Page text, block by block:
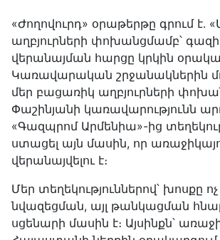
«Ժողովուրդ» օրաթերթը գրում է.
աղբյուրների փոխանցմամբ՝
վերանայման հարցը կրկին
Կառավարական շրջանակներին
մեր բացառիկ աղբյուրների
Փաշինյանի կառավարությունն
«Գազպրոմ Արմենիա»-ից
ստացել այն մասին, որ
վերանայվելու է։
Մեր տեղեկություններով՝ խոսքը
նվազեցման, այլ թանկացման
սցենարի մասին է։ Այսինքն՝